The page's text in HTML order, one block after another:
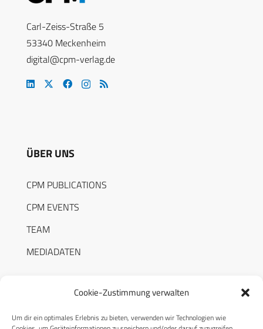
Cookie-Zustimmung verwalten
Um dir ein optimales Erlebnis zu bieten, verwenden wir Technologien wie
Carl-Zeiss-Straße 5
53340 Meckenheim
digital@cpm-verlag.de
ÜBER UNS
CPM PUBLICATIONS
CPM EVENTS
TEAM
MEDIADATEN
RECHTLICHES